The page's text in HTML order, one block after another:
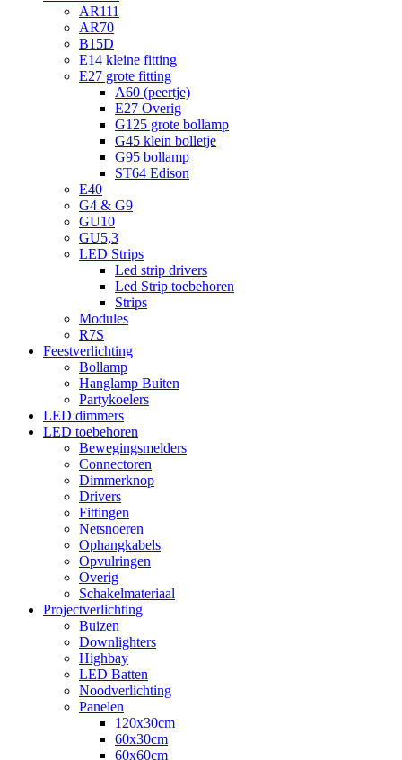
AR111
AR70
B15D
E14 kleine fitting
E27 grote fitting
A60 (peertje)
E27 Overig
G125 grote bollamp
G45 klein bolletje
G95 bollamp
ST64 Edison
E40
G4 & G9
GU10
GU5,3
LED Strips
Led strip drivers
Led Strip toebehoren
Strips
Modules
R7S
Feestverlichting
Bollamp
Hanglamp Buiten
Partykoelers
LED dimmers
LED toebehoren
Bewegingsmelders
Connectoren
Dimmerknop
Drivers
Fittingen
Netsnoeren
Ophangkabels
Opvulringen
Overig
Schakelmateriaal
Projectverlichting
Buizen
Downlighters
Highbay
LED Batten
Noodverlichting
Panelen
120x30cm
60x30cm
60x60cm